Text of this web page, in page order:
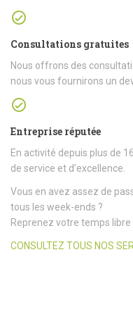
Consultations gratuites
Nous offrons des
nous vous fournirons un
Entreprise réputée
En activité depuis plus de
de service et d’excellence.
Vous en avez assez de
tous les week-ends ?
Reprenez votre temps
CONSULTEZ TOUS NOS